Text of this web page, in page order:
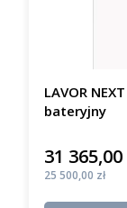
LAVOR
bateryjny
Cena
31 365,00
Cena
25 500,00 zł